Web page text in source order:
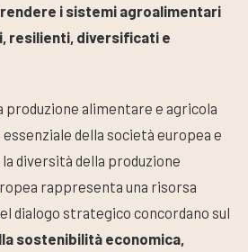
i sistemi agroalimentari
resilienti, diversificati e
produzione alimentare e agricola
della società europea e
diversità della produzione
rappresenta una risorsa
dialogo strategico concordano sul
sostenibilità economica,